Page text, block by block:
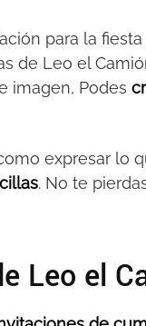
para la
de Leo el
imagen, Podes
expresar lo
. No te
Leo el